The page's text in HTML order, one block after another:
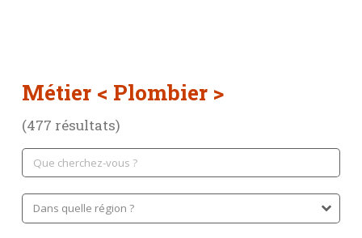
Métier < Plombier >
(477 résultats)